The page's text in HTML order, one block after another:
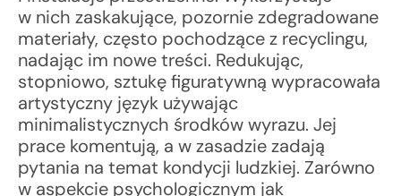
w nich zaskakujące, pozornie zdegradowane
materiały, często pochodzące z recyclingu,
nadając im nowe treści. Redukując,
stopniowo, sztukę figuratywną wypracowała
artystyczny język używając
minimalistycznych środków wyrazu. Jej
prace komentują, a w zasadzie zadają
pytania na temat kondycji ludzkiej. Zarówno
w aspekcie psychologicznym jak